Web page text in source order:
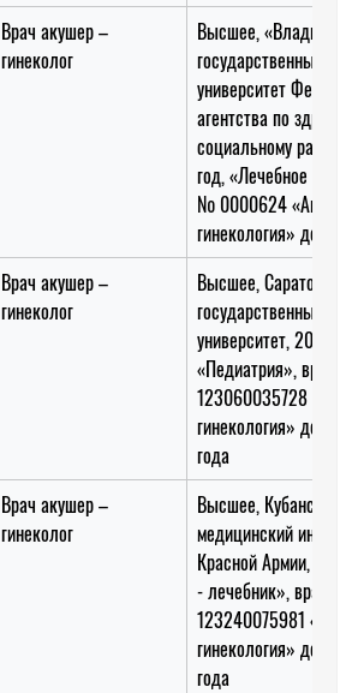
Врач акушер –
гинеколог
Высшее,
государственный
университет
агентства по
социальному
год, «Лечебное
№ 0000624
гинекология» до
Врач акушер –
гинеколог
Высшее,
государственный
университет, 2008
«Педиатрия», врач
123060035728
гинекология» до
года
Врач акушер –
гинеколог
Высшее, Кубанский
медицинский
Красной Армии,
- лечебник», врач
123240075981
гинекология» до
года